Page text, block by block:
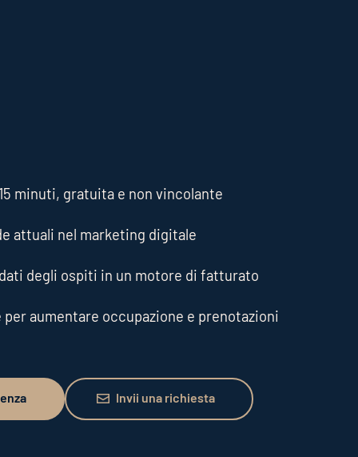
minuti, gratuita e non vincolante
attuali nel marketing digitale
degli ospiti in un motore di fatturato
aumentare occupazione e prenotazioni
Invii una richiesta
Invii una richiesta